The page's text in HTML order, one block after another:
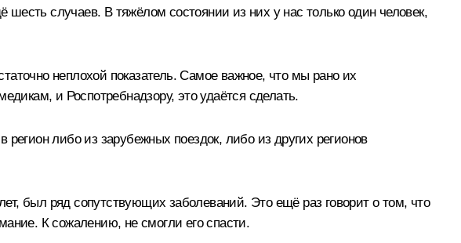
случаев. В тяжёлом состоянии из них у нас только один человек,
неплохой показатель. Самое важное, что мы рано их
и Роспотребнадзору, это удаётся сделать.
либо из зарубежных поездок, либо из других регионов
был ряд сопутствующих заболеваний. Это ещё раз говорит о том, что
К сожалению, не смогли его спасти.